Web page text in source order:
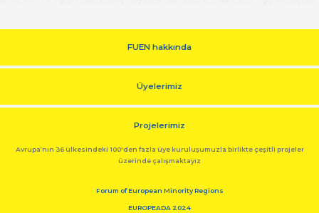
FUEN hakkında
Üyelerimiz
Projelerimiz
Avrupa’nın 36 ülkesindeki 100'den fazla üye kuruluşumuzla birlikte çeşitli projeler
üzerinde çalışmaktayız
Forum of European Minority Regions
EUROPEADA 2024